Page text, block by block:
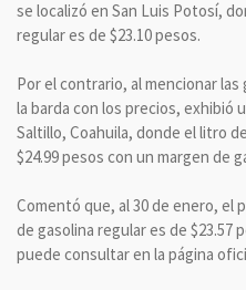
se localizó en San Luis Potosí,
regular es de $23.10 pesos.
Por el contrario, al mencionar
la barda con los precios, exhibió
Saltillo, Coahuila, donde el litro
$24.99 pesos con un margen de
Comentó que, al 30 de enero, el
de gasolina regular es de $23.57
puede consultar en la página